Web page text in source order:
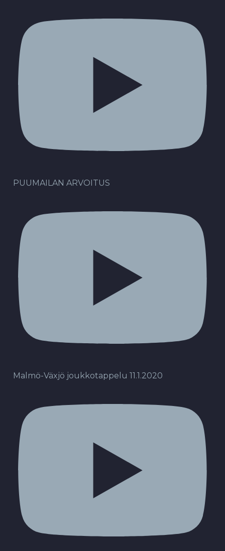
PUUMAILAN ARVOITUS
Malmö-Växjö joukkotappelu 11.1.2020